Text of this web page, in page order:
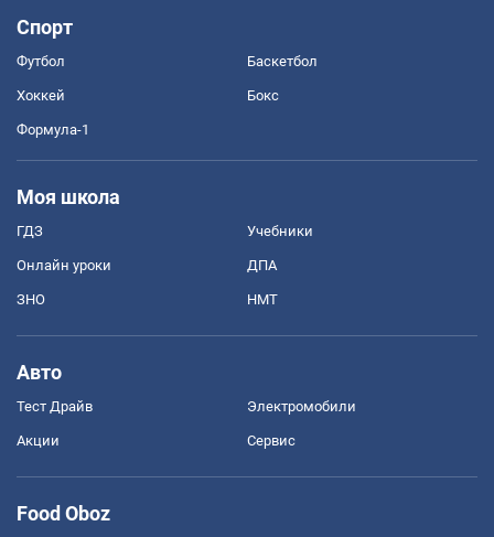
Спорт
Футбол Баскетбол
Хоккей Бокс
Формула-1
Моя школа
ГДЗ Учебники
Онлайн уроки ДПА
ЗНО НМТ
Авто
Тест Драйв Электромобили
Акции Сервис
Food Oboz